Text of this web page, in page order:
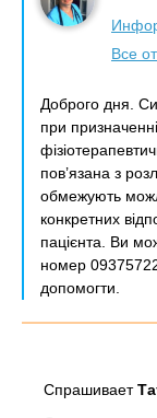
Все
Доброго дня.
при
пов’язана з
обмежують
конкретних
пацієнта. Ви
номер
допомогти.
Спрашивает